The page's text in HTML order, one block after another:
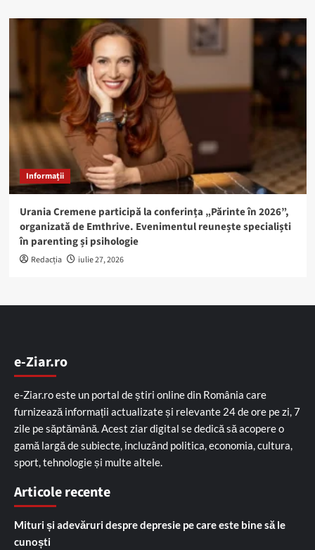
Informații
Urania Cremene participă la conferința „Părinte în 2026”,
organizată de Emthrive. Evenimentul reunește specialiști
în parenting și psihologie
Redacția iulie 27, 2026
e-Ziar.ro
e-Ziar.ro este un portal de știri online din România care
furnizează informații actualizate și relevante 24 de ore pe zi, 7
zile pe săptămână. Acest ziar digital se dedică să acopere o
gamă largă de subiecte, incluzând politica, economia, cultura,
sport, tehnologie și multe altele.
Articole recente
Mituri și adevăruri despre depresie pe care este bine să le
cunoști